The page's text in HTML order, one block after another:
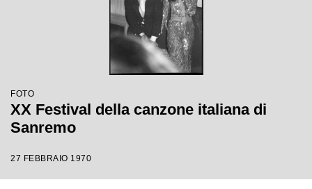
FOTO
XX Festival della canzone italiana di
Sanremo
27 FEBBRAIO 1970